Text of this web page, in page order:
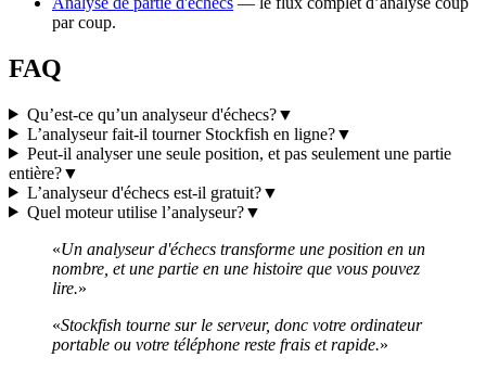
par coup.
FAQ
Qu’est-ce qu’un analyseur d'échecs?▼
L’analyseur fait-il tourner Stockfish en ligne?▼
Peut-il analyser une seule position, et pas seulement une partie
entière?▼
L’analyseur d'échecs est-il gratuit?▼
Quel moteur utilise l’analyseur?▼
«Un analyseur d'échecs transforme une position en un
nombre, et une partie en une histoire que vous pouvez
lire.»
«Stockfish tourne sur le serveur, donc votre ordinateur
portable ou votre téléphone reste frais et rapide.»